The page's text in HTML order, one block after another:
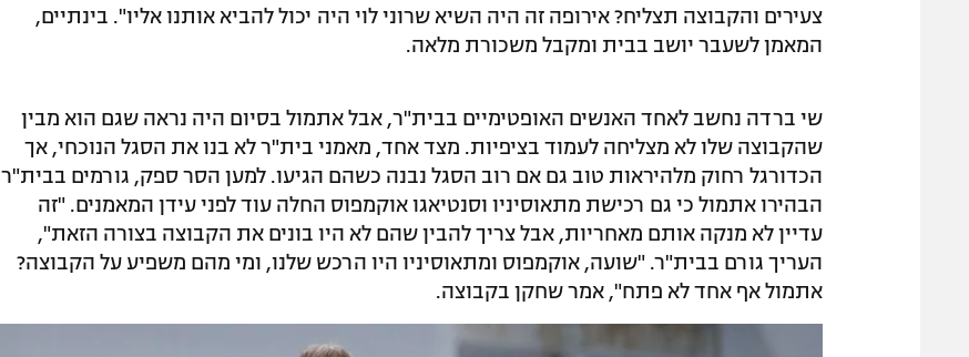
צעירים והקבוצה תצליח? אירופה זה היה השיא שרוני לוי היה יכול להביא אותנו אליו". בינתיים,
המאמן לשעבר יושב בבית ומקבל משכורת מלאה.
שי ברדה נחשב לאחד האנשים האופטימיים בבית"ר, אבל אתמול בסיום היה נראה שגם הוא מבין
שהקבוצה שלו לא מצליחה לעמוד בציפיות. מצד אחד, מאמני בית"ר לא בנו את הסגל הנוכחי, אך
הכדורגל רחוק מלהיראות טוב גם אם רוב הסגל נבנה כשהם הגיעו. למען הסר ספק, גורמים בבית"ר
הבהירו אתמול כי גם רכישת מתאוסיניו וסנטיאגו אוקמפוס החלה עוד לפני עידן המאמנים. "זה
עדיין לא מנקה אותם מאחריות, אבל צריך להבין שהם לא היו בונים את הקבוצה בצורה הזאת",
העריך גורם בבית"ר. "שועה, אוקמפוס ומתאוסיניו היו הרכש שלנו, ומי מהם משפיע על הקבוצה?
אתמול אף אחד לא פתח", אמר שחקן בקבוצה.